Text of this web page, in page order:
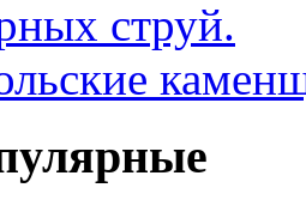
струй.